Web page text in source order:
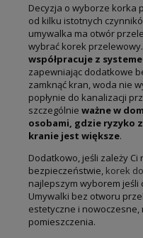
Decyzja o wyborze korka
od kilku istotnych
umywalka ma otwór
wybrać korek przelewowy.
współpracuje z
zapewniając dodatkowe
zamknąć kran, woda nie
popłynie do kanalizacji
szczególnie ważne w
osobami, gdzie ryzyko
kranie jest większe.
Dodatkowo, jeśli zależy Ci
bezpieczeństwie, korek
najlepszym wyborem jeśli
Umywalki bez otworu
estetyczne i
pomieszczenia.